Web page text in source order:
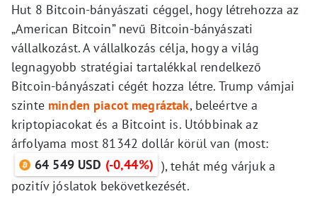
Hut 8 Bitcoin-bányászati céggel, hogy létrehozza az
„American Bitcoin” nevű Bitcoin-bányászati
vállalkozást. A vállalkozás célja, hogy a világ
legnagyobb stratégiai tartalékkal rendelkező
Bitcoin-bányászati cégét hozza létre. Trump vámjai
szinte minden piacot megráztak, beleértve a
kriptopiacokat és a Bitcoint is. Utóbbinak az
árfolyama most 81342 dollár körül van (most:
64 549 USD (-0,44%) ), tehát még várjuk a
pozitív jóslatok bekövetkezését.